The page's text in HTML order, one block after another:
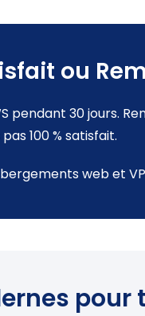
ou
pendant 30 jours.
100 % satisfait.
web et